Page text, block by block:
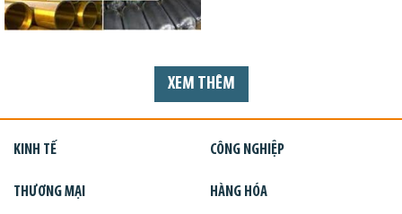
XEM THÊM
KINH TẾ CÔNG NGHIỆP
THƯƠNG MẠI HÀNG HÓA